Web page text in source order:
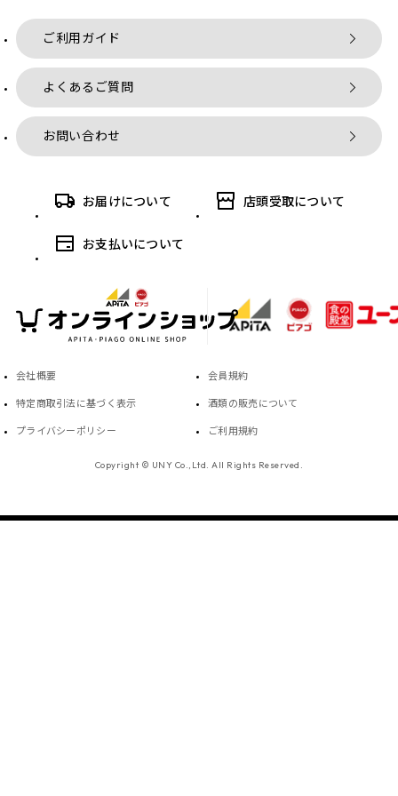
ご利用ガイド
よくあるご質問
お問い合わせ
お届けについて 店頭受取について
お支払いについて
会社概要 会員規約
特定商取引法に基づく表示 酒類の販売について
プライバシーポリシー ご利用規約
Copyright © UNY Co.,Ltd. All Rights Reserved.